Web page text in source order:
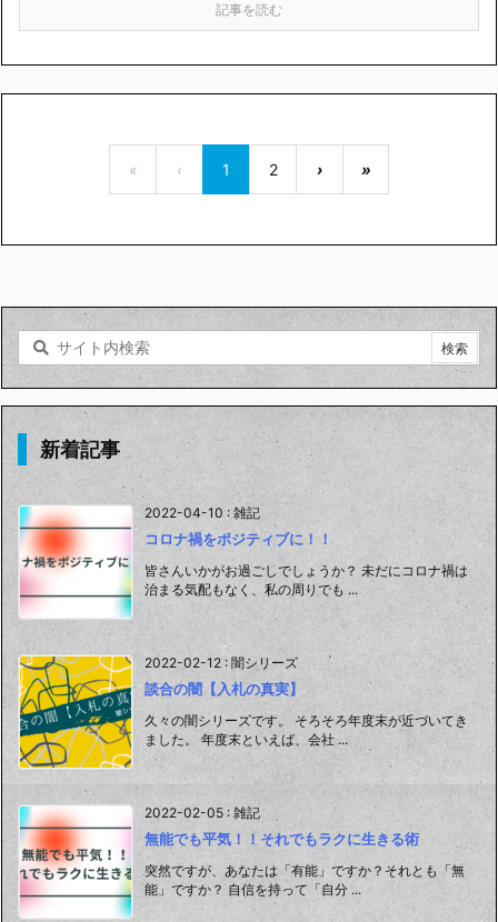
記事を読む
« ‹ 1 2 › »
新着記事
2022-04-10 : 雑記
コロナ禍をポジティブに！！
皆さんいかがお過ごしでしょうか？ 未だにコロナ禍は
治まる気配もなく、私の周りでも ...
2022-02-12 : 闇シリーズ
談合の闇【入札の真実】
久々の闇シリーズです。 そろそろ年度末が近づいてき
ました。 年度末といえば、会社 ...
2022-02-05 : 雑記
無能でも平気！！それでもラクに生きる術
突然ですが、あなたは「有能」ですか？それとも「無
能」ですか？ 自信を持って「自分 ...